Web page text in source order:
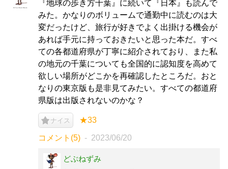
『地球の歩き方千葉』に続いて『日本』も読んで
みた。かなりのボリュームで通勤中に読むのは大
変だったけど、旅行が好きでよく出掛ける機会が
あれば手元に持っておきたいと思った本だ。すべ
ての各都道府県が丁寧に紹介されており、また私
の地元の千葉についても全国的に認知度を高めて
欲しい場所がどこかを再確認したところだ。おと
なりの東京版も是非見てみたい。すべての都道府
県版は出版されないのかな？
ナイス ★33
コメント(5) 2023/06/20
どぶねずみ